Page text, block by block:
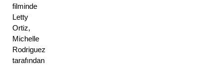
filminde
Letty
Ortiz,
Michelle
Rodriguez
tarafından